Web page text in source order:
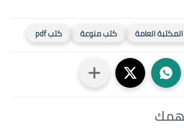
العامة كتب منوعة كتب pdf